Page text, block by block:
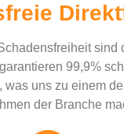
sind
99,9%
was uns zu einem
der Branche